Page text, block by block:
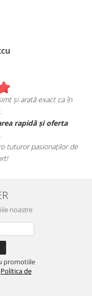
și arată exact ca în
rapidă și oferta
tuturor pasionaților de
noastre
promotiile
Politica de